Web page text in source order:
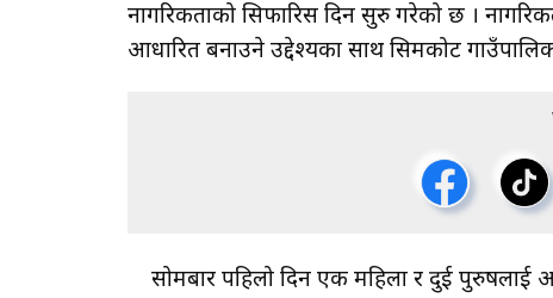
नागरिकताको सिफारिस दिन सुरु गरेको छ ।
आधारित बनाउने उद्देश्यका साथ सिमकोट
सोमबार पहिलो दिन एक महिला र दुई पुरुषलाई